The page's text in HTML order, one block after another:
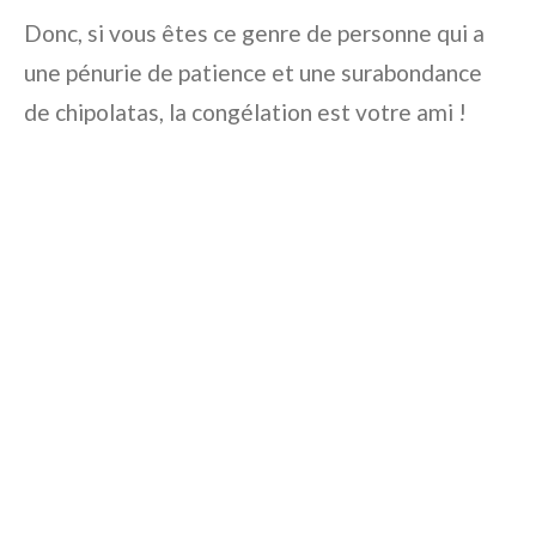
Donc, si vous êtes ce genre de personne qui a
une pénurie de patience et une surabondance
de chipolatas, la congélation est votre ami !